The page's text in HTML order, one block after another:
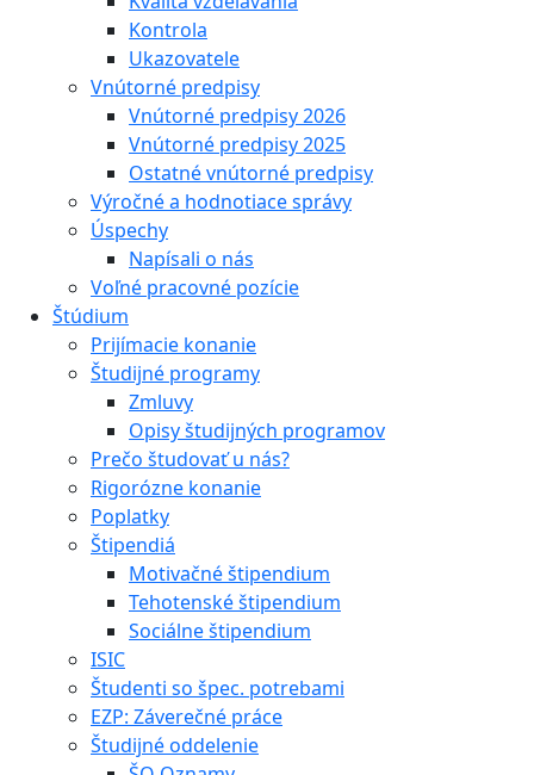
Kontrola
Ukazovatele
Vnútorné predpisy
Vnútorné predpisy 2026
Vnútorné predpisy 2025
Ostatné vnútorné predpisy
Výročné a hodnotiace správy
Úspechy
Napísali o nás
Voľné pracovné pozície
Štúdium
Prijímacie konanie
Študijné programy
Zmluvy
Opisy študijných programov
Prečo študovať u nás?
Rigorózne konanie
Poplatky
Štipendiá
Motivačné štipendium
Tehotenské štipendium
Sociálne štipendium
ISIC
Študenti so špec. potrebami
EZP: Záverečné práce
Študijné oddelenie